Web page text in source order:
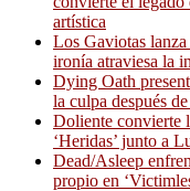
artística
Los Gaviotas
ironía atraviesa la
Dying Oath
la culpa después
Doliente convierte
‘Heridas’ junto a
Dead/Asleep
propio en